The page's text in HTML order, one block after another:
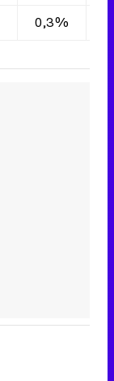
0,3%